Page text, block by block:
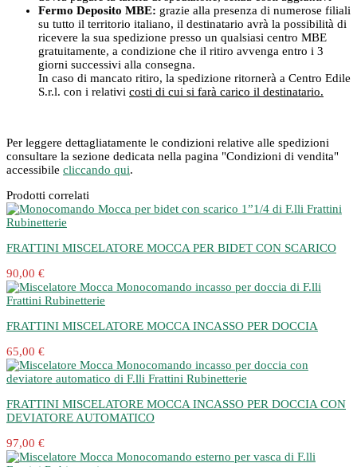
Fermo Deposito MBE: grazie alla presenza di numerose filiali
su tutto il territorio italiano, il destinatario avrà la possibilità di
ricevere la sua spedizione presso un qualsiasi centro MBE
gratuitamente, a condizione che il ritiro avvenga entro i 3
giorni successivi alla consegna.
In caso di mancato ritiro, la spedizione ritornerà a Centro Edile
S.r.l. con i relativi costi di cui si farà carico il destinatario.
Per leggere dettagliatamente le condizioni relative alle spedizioni
consultare la sezione dedicata nella pagina "Condizioni di vendita"
accessibile cliccando qui.
Prodotti correlati
FRATTINI MISCELATORE MOCCA PER BIDET CON SCARICO
90,00 €
FRATTINI MISCELATORE MOCCA INCASSO PER DOCCIA
65,00 €
FRATTINI MISCELATORE MOCCA INCASSO PER DOCCIA CON
DEVIATORE AUTOMATICO
97,00 €